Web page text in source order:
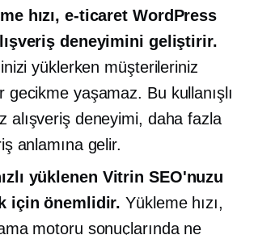
hızı, e-ticaret WordPress
deneyimini geliştirir.
yüklerken müşterileriniz
gecikme yaşamaz. Bu kullanışlı
alışveriş deneyimi, daha fazla
anlamına gelir.
yüklenen Vitrin SEO'nuzu
için önemlidir. Yükleme hızı,
motoru sonuçlarında ne